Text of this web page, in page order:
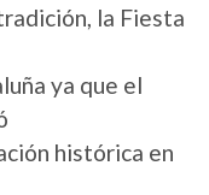
la Fiesta
ya que el
histórica en